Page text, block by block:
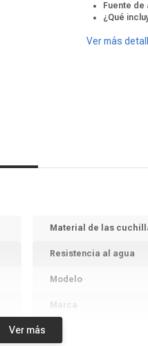
Fuente de
¿Qué
Ver más
Material de las
Resistencia al agua
Modelo
Marca
Ver más